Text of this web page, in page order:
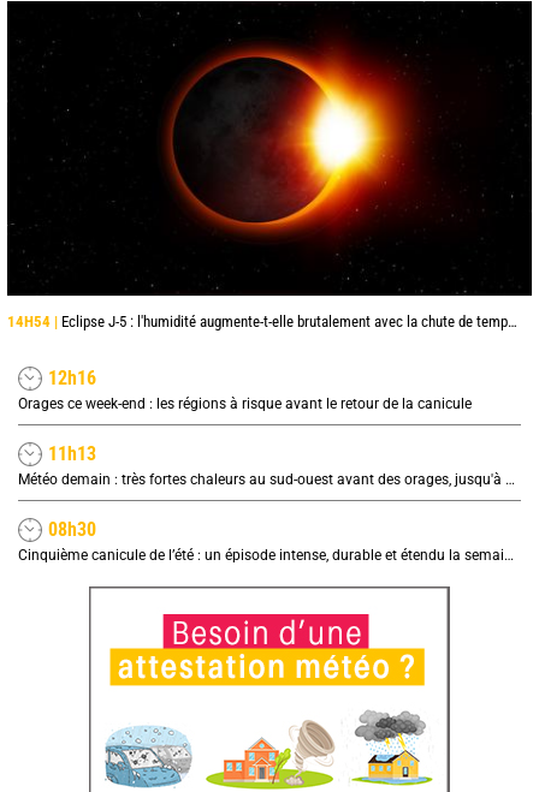
14H54 | Eclipse J-5 : l'humidité augmente-t-elle brutalement avec la chute de température pendant l'éclipse du 12 août ?
12h16
Orages ce week-end : les régions à risque avant le retour de la canicule
11h13
Météo demain : très fortes chaleurs au sud-ouest avant des orages, jusqu'à 39°C
08h30
Cinquième canicule de l’été : un épisode intense, durable et étendu la semaine prochaine